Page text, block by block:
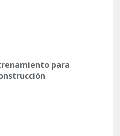
para